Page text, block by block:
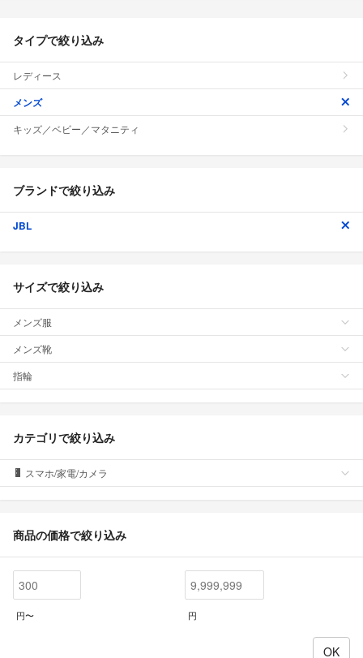
タイプで絞り込み
レディース
メンズ
キッズ／ベビー／マタニティ
ブランドで絞り込み
JBL
サイズで絞り込み
メンズ服
メンズ靴
指輪
カテゴリで絞り込み
スマホ/家電/カメラ
商品の価格で絞り込み
円〜 円